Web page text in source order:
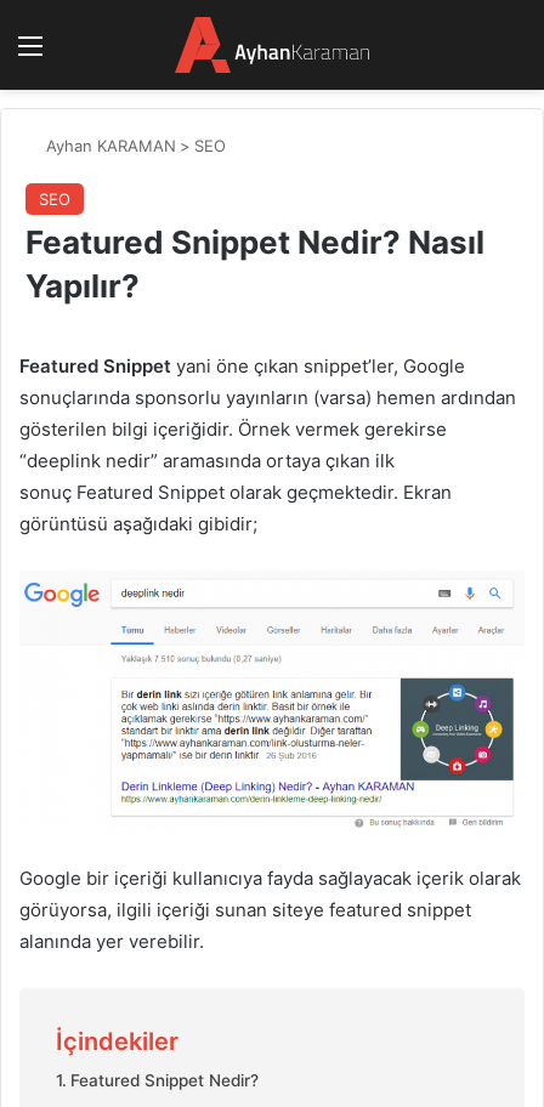
Ayhan KARAMAN > SEO
SEO
Featured Snippet Nedir? Nasıl
Yapılır?
Featured Snippet yani öne çıkan snippet’ler, Google
sonuçlarında sponsorlu yayınların (varsa) hemen ardından
gösterilen bilgi içeriğidir. Örnek vermek gerekirse
“deeplink nedir” aramasında ortaya çıkan ilk
sonuç Featured Snippet olarak geçmektedir. Ekran
görüntüsü aşağıdaki gibidir;
Google bir içeriği kullanıcıya fayda sağlayacak içerik olarak
görüyorsa, ilgili içeriği sunan siteye featured snippet
alanında yer verebilir.
İçindekiler
Featured Snippet Nedir?